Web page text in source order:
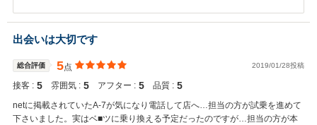
出会いは大切です
総合評価 5点 2019/01/28投稿
接客 : 5 雰囲気 : 5 アフター : 5 品質 : 5
netに掲載されていたA-7が気になり電話して店へ…担当の方が試乗を進めて
下さいました。実はベ■ツに乗り換える予定だったのですが…担当の方が本